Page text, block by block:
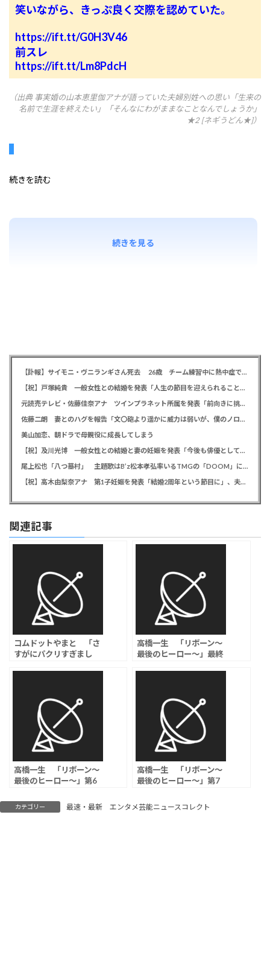
笑いながら、きっぷ良く交際を認めていた。
https://ift.tt/G0H3V46
前スレ
https://ift.tt/Lm8PdcH
（出典 事実婚の山本恵里伽アナが語っていた夫婦別姓への思い「生来の
名前で生涯を終えたい」「そんなにわがままなことなんでしょうか」
★2 [ネギうどん★]）
続きを読む
続きを見る
【訃報】サイモニ・ヴニランギさん死去 26歳 チーム練習中に熱中症で搬送 ラグビー・九州電力キューデンヴォルテクス選手
【祝】戸塚純貴 一般女性との結婚を発表「人生の節目を迎えられること、心より感謝しております」
元読売テレビ・佐藤佳奈アナ ツインプラネット所属を発表「前向きに挑戦していきたい」、前日にレインボー池田直人と結婚発表
佐藤二朗 妻とのハグを報告「文〇砲より遥かに威力は弱いが、僕のノロケ砲をお見舞いする」
美山加恋、朝ドラで母親役に成長してしまう
【祝】及川光博 一般女性との結婚と妻の妊娠を発表「今後も俳優としてミッチーとして精進」
尾上松也「八つ墓村」 主題歌はB’z松本孝弘率いるTMGの「DOOM」に決定、メインビジュアル＆本予告編も解禁
【祝】高木由梨奈アナ 第1子妊娠を発表「結婚2周年という節目に」、夫は岸田タツヤ
関連記事
コムドットやまと 「さ
すがにパクリすぎまし
高橋一生 「リボーン～
最後のヒーロー～」最終
高橋一生 「リボーン～
最後のヒーロー～」第6
高橋一生 「リボーン～
最後のヒーロー～」第7
カテゴリー 最速・最新 エンタメ芸能ニュースコレクト